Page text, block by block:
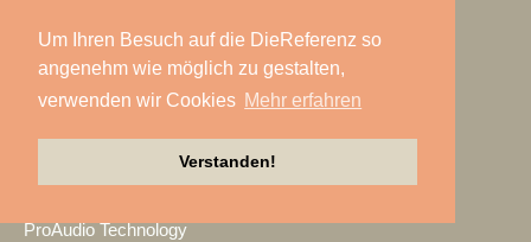
Um Ihren Besuch auf die DieReferenz so
angenehm wie möglich zu gestalten,
verwenden wir Cookies Mehr erfahren
Verstanden!
PlexusAV
Point Source Audio
POOLgroup
ProAudio Technology